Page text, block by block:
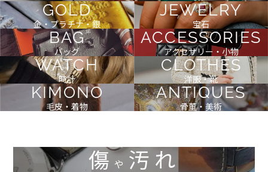
GOLD
金・プラチナ・銀
JEWELRY
宝石
BAG
バッグ
ACCESSORIES
アクセサリー・小物
WATCH
時計
CLOTHES
洋服・靴
KIMONO
毛皮・着物
ANTIQUES
骨董・美術
傷や 汚れ